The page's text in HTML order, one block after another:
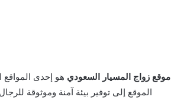
موقع زواج المسيار السعودي هو إحدى
الموقع إلى توفير بيئة آمنة وموثوقة